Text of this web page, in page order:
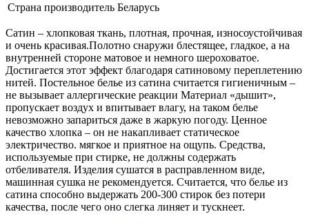
Страна производитель Беларусь
Сатин – хлопковая ткань, плотная, прочная, износоустойчивая
и очень красивая.Полотно снаружи блестящее, гладкое, а на
внутренней стороне матовое и немного шероховатое.
Достигается этот эффект благодаря сатиновому переплетению
нитей. Постельное белье из сатина считается гигиеничным –
не вызывает аллергические реакции Материал «дышит»,
пропускает воздух и впитывает влагу, на таком белье
невозможно запариться даже в жаркую погоду. Ценное
качество хлопка – он не накапливает статическое
электричество. мягкое и приятное на ощупь. Средства,
используемые при стирке, не должны содержать
отбеливателя. Изделия сушатся в расправленном виде,
машинная сушка не рекомендуется. Считается, что белье из
сатина способно выдержать 200-300 стирок без потери
качества, после чего оно слегка линяет и тускнеет.